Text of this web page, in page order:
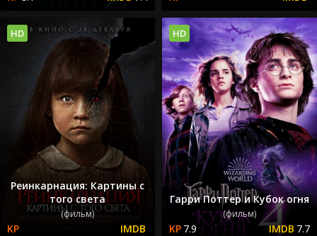
Реинкарнация: Картины с
того света
(фильм)
HD
Гарри Поттер и Кубок огня
(фильм)
7.9 7.7
HD